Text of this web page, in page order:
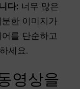
다: 너무 많은
한 이미지가
를 단순하고
세요.
영상을